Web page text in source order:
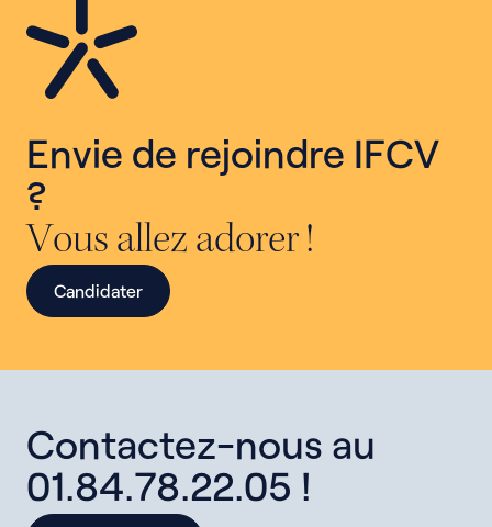
Envie de rejoindre IFCV
?
Vous allez adorer !
Candidater
Contactez-nous au
01.84.78.22.05 !